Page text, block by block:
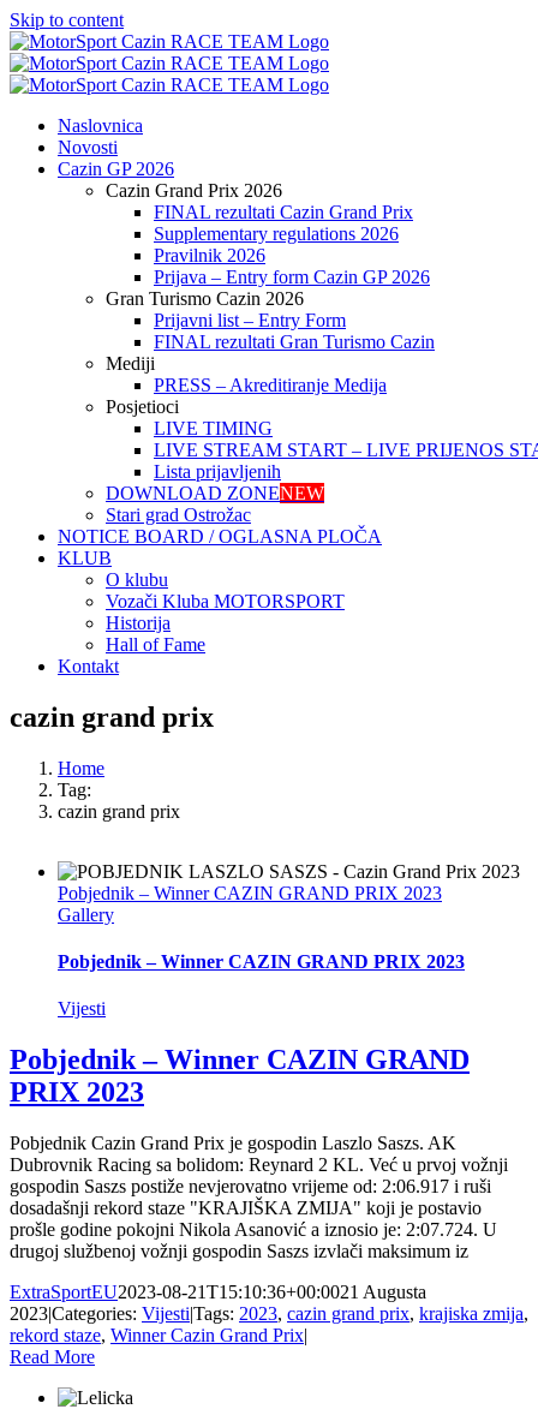
Skip to content
Naslovnica
Novosti
Cazin GP 2026
Cazin Grand Prix 2026
FINAL rezultati Cazin Grand Prix
Supplementary regulations 2026
Pravilnik 2026
Prijava – Entry form Cazin GP 2026
Gran Turismo Cazin 2026
Prijavni list – Entry Form
FINAL rezultati Gran Turismo Cazin
Mediji
PRESS – Akreditiranje Medija
Posjetioci
LIVE TIMING
LIVE STREAM START – LIVE PRIJENOS
Lista prijavljenih
DOWNLOAD ZONENEW
Stari grad Ostrožac
NOTICE BOARD / OGLASNA PLOČA
KLUB
O klubu
Vozači Kluba MOTORSPORT
Historija
Hall of Fame
Kontakt
cazin grand prix
Home
Tag:
cazin grand prix
Pobjednik – Winner CAZIN GRAND PRIX 2023
Gallery
Pobjednik – Winner CAZIN GRAND PRIX 2023
Vijesti
Pobjednik – Winner CAZIN GRAND
PRIX 2023
Pobjednik Cazin Grand Prix je gospodin Laszlo Saszs. AK
Dubrovnik Racing sa bolidom: Reynard 2 KL. Već u prvoj vožnji
gospodin Saszs postiže nevjerovatno vrijeme od: 2:06.917 i ruši
dosadašnji rekord staze "KRAJIŠKA ZMIJA" koji je postavio
prošle godine pokojni Nikola Asanović a iznosio je: 2:07.724. U
drugoj službenoj vožnji gospodin Saszs izvlači maksimum iz
ExtraSportEU2023-08-21T15:10:36+00:0021 Augusta
2023|Categories: Vijesti|Tags: 2023, cazin grand prix, krajiska zmija,
rekord staze, Winner Cazin Grand Prix|
Read More